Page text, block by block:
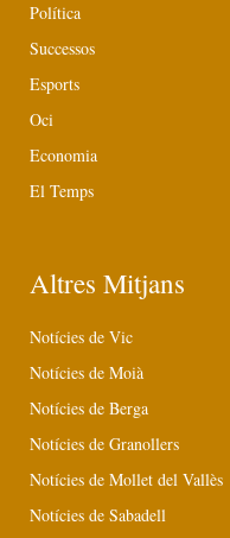
Política
Successos
Esports
Oci
Economia
El Temps
Altres Mitjans
Notícies de Vic
Notícies de Moià
Notícies de Berga
Notícies de Granollers
Notícies de Mollet del Vallès
Notícies de Sabadell